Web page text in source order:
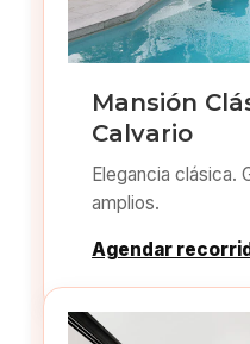
Mansión
Calvario
Elegancia clásica.
amplios.
Agendar